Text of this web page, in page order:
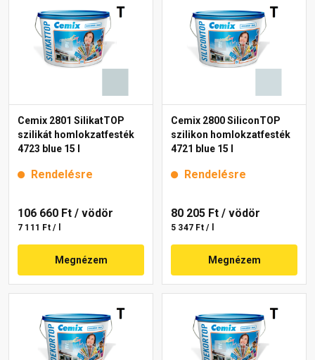
Cemix 2801 SilikatTOP
szilikát homlokzatfesték
4723 blue 15 l
Rendelésre
106 660 Ft / vödör
7 111 Ft / l
Megnézem
Cemix 2800 SiliconTOP
szilikon homlokzatfesték
4721 blue 15 l
Rendelésre
80 205 Ft / vödör
5 347 Ft / l
Megnézem